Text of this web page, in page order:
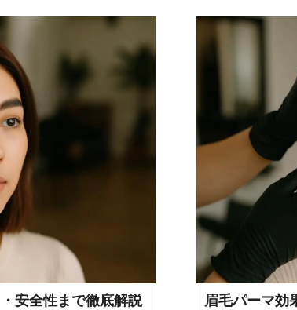
安全性まで徹底解説
眉毛パーマ効